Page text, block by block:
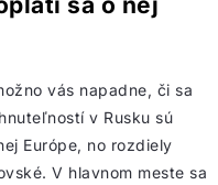
vás napadne, či sa
v Rusku sú
Európe, no rozdiely
V hlavnom meste sa